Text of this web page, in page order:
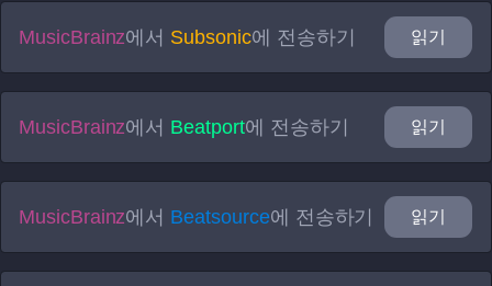
MusicBrainz에서 Subsonic에 전송하기 읽기
MusicBrainz에서 Beatport에 전송하기 읽기
MusicBrainz에서 Beatsource에 전송하기 읽기